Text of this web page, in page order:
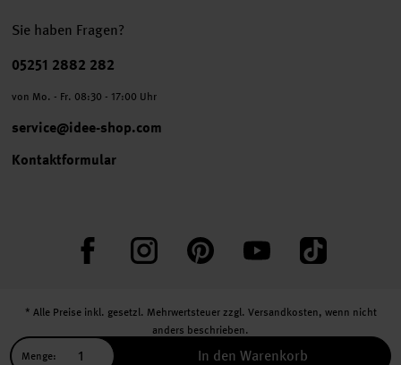
Menge: In den Warenkorb
Sie haben Fragen?
Telefonnummer
05251 2882 282
von Mo. - Fr. 08:30 - 17:00 Uhr
service@idee-shop.com
Kontaktformular
FacebookInstagram PinterestYouTube TikTok
* Alle Preise inkl. gesetzl. Mehrwertsteuer zzgl. Versandkosten, wenn nicht
anders beschrieben.
** Jede:r Abonnent:in erhält bei erstmaliger Anmeldung für unseren Newsletter